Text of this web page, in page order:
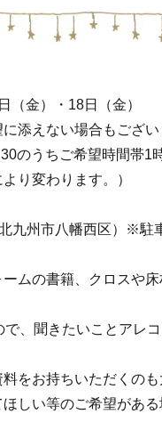
（金）・18日（金）
添えない場合もござい
ご希望時間帯1時
わります。）
九州市八幡西区）※駐
ムの書籍、クロスや
、聞きたいことアレ
をお持ちいただくのも
しい等のご希望がある